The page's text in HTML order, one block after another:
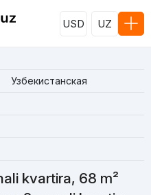
USD UZ
Узбекистанская
kvartira, 68 m²